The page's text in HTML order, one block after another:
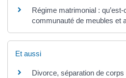
Régime matrimonial : qu’est-
communauté de meubles et
Et aussi
Divorce, séparation de corps